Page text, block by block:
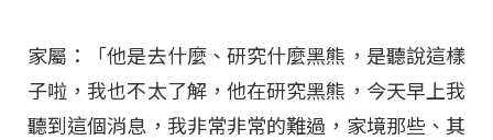
家屬：「他是去什麼、研究什麼黑熊，是聽說這樣
子啦，我也不太了解，他在研究黑熊，今天早上我
聽到這個消息，我非常非常的難過，家境那些、其